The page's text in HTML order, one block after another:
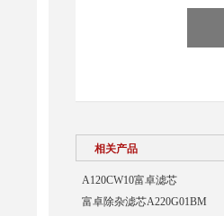
相关产品
A120CW10富卓滤芯
富卓除杂滤芯A220G01BM